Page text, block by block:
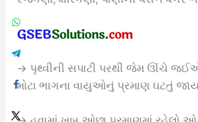
→ પૃથ્વીની સપાટી પરથી જેમ ઊંચે
મોટા ભાગના વાયુઓનું પ્રમાણ ઘટતું